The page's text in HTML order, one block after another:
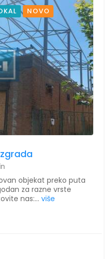
NOVO
objekat preko puta
za razne vrste
nas:... više